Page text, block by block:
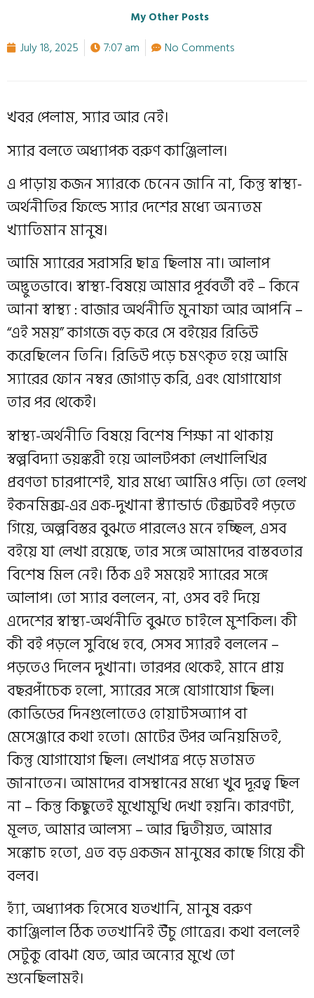
My Other Posts
July 18, 2025 7:07 am No Comments
খবর পেলাম, স্যার আর নেই।
স্যার বলতে অধ্যাপক বরুণ কাঞ্জিলাল।
এ পাড়ায় কজন স্যারকে চেনেন জানি না, কিন্তু স্বাস্থ্য-
অর্থনীতির ফিল্ডে স্যার দেশের মধ্যে অন্যতম
খ্যাতিমান মানুষ।
আমি স্যারের সরাসরি ছাত্র ছিলাম না। আলাপ
অদ্ভুতভাবে। স্বাস্থ্য-বিষয়ে আমার পূর্ববর্তী বই – কিনে
আনা স্বাস্থ্য : বাজার অর্থনীতি মুনাফা আর আপনি –
“এই সময়” কাগজে বড় করে সে বইয়ের রিভিউ
করেছিলেন তিনি। রিভিউ পড়ে চমৎকৃত হয়ে আমি
স্যারের ফোন নম্বর জোগাড় করি, এবং যোগাযোগ
তার পর থেকেই।
স্বাস্থ্য-অর্থনীতি বিষয়ে বিশেষ শিক্ষা না থাকায়
স্বল্পবিদ্যা ভয়ঙ্করী হয়ে আলটপকা লেখালিখির
প্রবণতা চারপাশেই, যার মধ্যে আমিও পড়ি। তো হেলথ
ইকনমিক্স-এর এক-দুখানা স্ট্যান্ডার্ড টেক্সটবই পড়তে
গিয়ে, অল্পবিস্তর বুঝতে পারলেও মনে হচ্ছিল, এসব
বইয়ে যা লেখা রয়েছে, তার সঙ্গে আমাদের বাস্তবতার
বিশেষ মিল নেই। ঠিক এই সময়েই স্যারের সঙ্গে
আলাপ। তো স্যার বললেন, না, ওসব বই দিয়ে
এদেশের স্বাস্থ্য-অর্থনীতি বুঝতে চাইলে মুশকিল। কী
কী বই পড়লে সুবিধে হবে, সেসব স্যারই বললেন –
পড়তেও দিলেন দুখানা। তারপর থেকেই, মানে প্রায়
বছরপাঁচেক হলো, স্যারের সঙ্গে যোগাযোগ ছিল।
কোভিডের দিনগুলোতেও হোয়াটসঅ্যাপ বা
মেসেঞ্জারে কথা হতো। মোটের উপর অনিয়মিতই,
কিন্তু যোগাযোগ ছিল। লেখাপত্র পড়ে মতামত
জানাতেন। আমাদের বাসস্থানের মধ্যে খুব দূরত্ব ছিল
না – কিন্তু কিছুতেই মুখোমুখি দেখা হয়নি। কারণটা,
মূলত, আমার আলস্য – আর দ্বিতীয়ত, আমার
সঙ্কোচ হতো, এত বড় একজন মানুষের কাছে গিয়ে কী
বলব।
হ্যাঁ, অধ্যাপক হিসেবে যতখানি, মানুষ বরুণ
কাঞ্জিলাল ঠিক ততখানিই উঁচু গোত্রের। কথা বললেই
সেটুকু বোঝা যেত, আর অন্যের মুখে তো
শুনেছিলামই।